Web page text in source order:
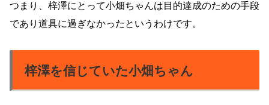
つまり、梓澤にとって小畑ちゃんは目的達成のための手段
であり道具に過ぎなかったというわけです。
梓澤を信じていた小畑ちゃん